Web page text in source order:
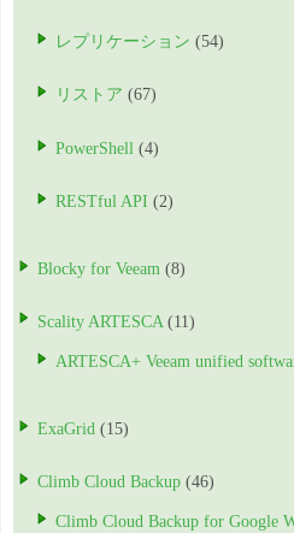
レプリケーション (54)
リストア (67)
PowerShell (4)
RESTful API (2)
Blocky for Veeam (8)
Scality ARTESCA (11)
ARTESCA+ Veeam unified
ExaGrid (15)
Climb Cloud Backup (46)
Climb Cloud Backup for Google